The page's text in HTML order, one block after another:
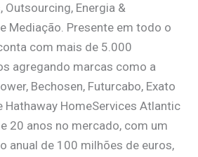
Outsourcing, Energia &
Mediação. Presente em todo o
com mais de 5.000
agregando marcas como a
Bechosen, Futurcabo, Exato
Hathaway HomeServices Atlantic
20 anos no mercado, com um
anual de 100 milhões de euros,